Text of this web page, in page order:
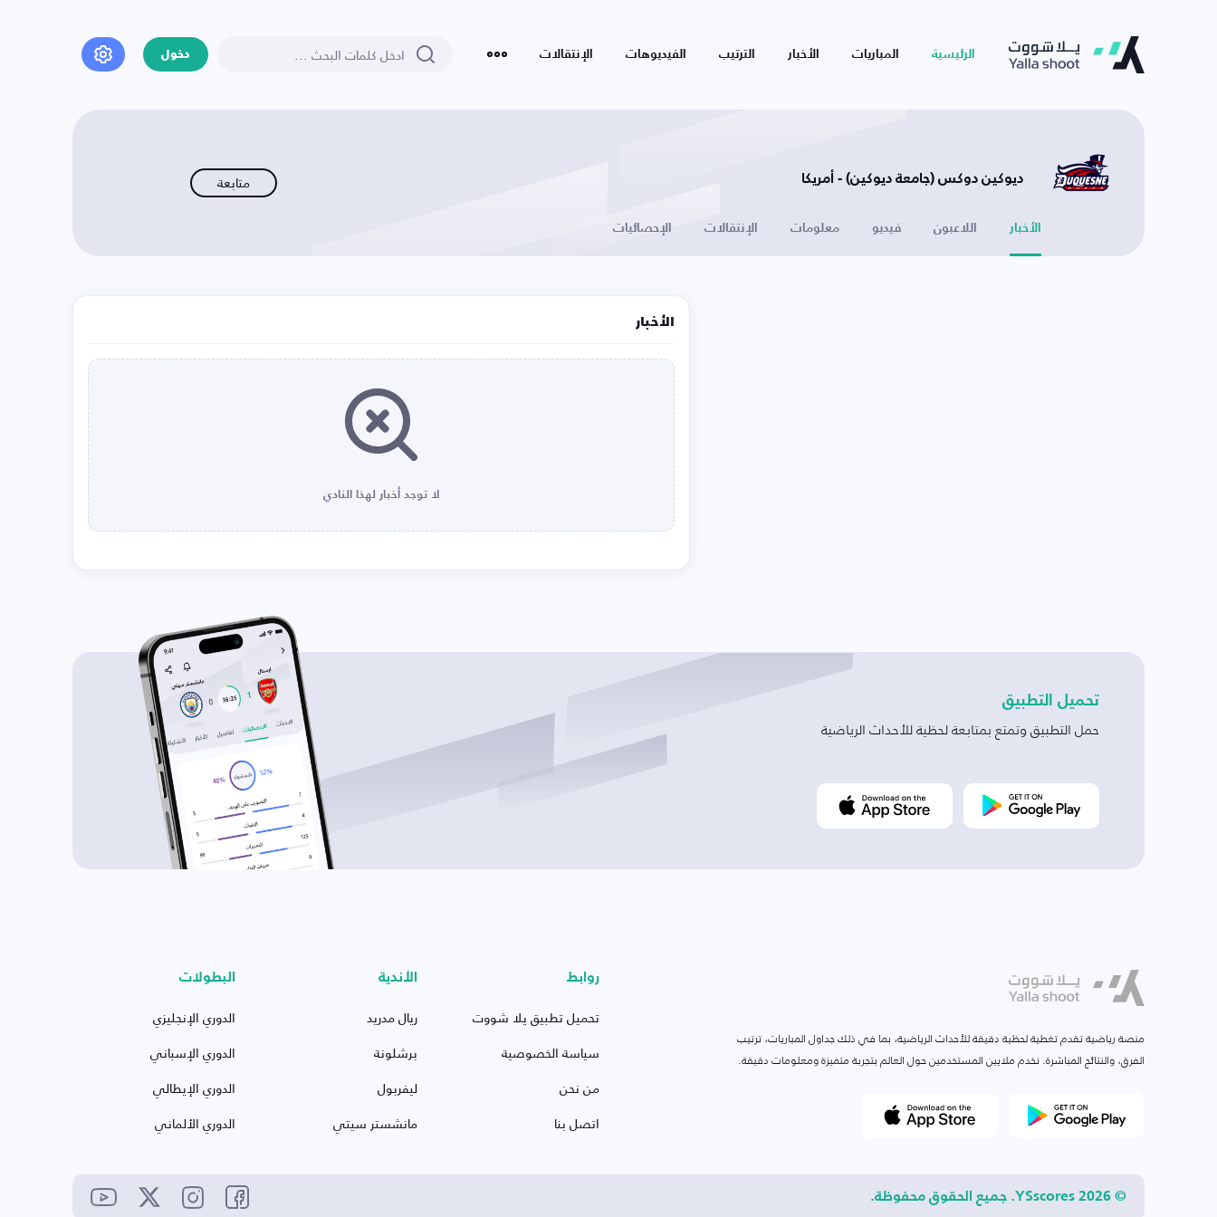
الرئيسية المباريات الأخبار الترتيب الفيديوهات الإنتقالات دخول
ديوكين دوكس (جامعة ديوكين) - أمريكا متابعة
الأخبار اللاعبون فيديو معلومات الإنتقالات الإحصائيات
الأخبار
لا توجد أخبار لهذا النادي
تحميل التطبيق
حمل التطبيق وتمتع بمتابعة لحظية للأحداث الرياضية
منصة رياضية تقدم تغطية لحظية دقيقة للأحداث الرياضية، بما في ذلك جداول المباريات، ترتيب
الفرق، والنتائج المباشرة. نخدم ملايين المستخدمين حول العالم بتجربة متميزة ومعلومات دقيقة.
روابط
تحميل تطبيق يلا شووت
سياسة الخصوصية
من نحن
اتصل بنا
الأندية
ريال مدريد
برشلونة
ليفربول
مانشستر سيتي
البطولات
الدوري الإنجليزي
الدوري الإسباني
الدوري الإيطالي
الدوري الألماني
© 2026 YSscores. جميع الحقوق محفوظة.